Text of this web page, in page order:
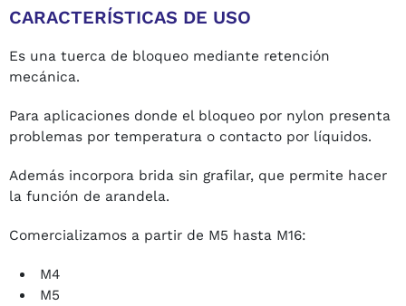
CARACTERÍSTICAS DE USO
Es una tuerca de bloqueo mediante retención
mecánica.
Para aplicaciones donde el bloqueo por nylon presenta
problemas por temperatura o contacto por líquidos.
Además incorpora brida sin grafilar, que permite hacer
la función de arandela.
Comercializamos a partir de M5 hasta M16:
M4
M5